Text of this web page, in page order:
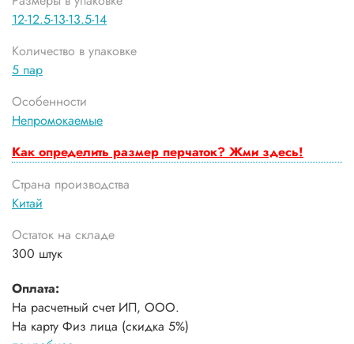
12-12.5-13-13.5-14
Количество в упаковке
5 пар
Особенности
Непромокаемые
Как определить размер перчаток? Жми здесь!
Страна производства
Китай
Остаток на складе
300 штук
Оплата:
На расчетный счет ИП, ООО.
На карту Физ лица (скидка 5%)